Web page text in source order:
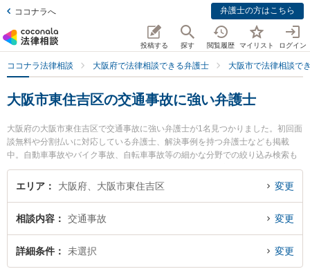
ココナラへ 弁護士の方はこちら
投稿する 探す 閲覧履歴 マイリスト ログイン
ココナラ法律相談 大阪府で法律相談できる弁護士 大阪市で法律相談で
大阪市東住吉区の交通事故に強い弁護士
大阪府の大阪市東住吉区で交通事故に強い弁護士が1名見つかりました。初回面
談無料や分割払いに対応している弁護士、解決事例を持つ弁護士なども掲載
中。自動車事故やバイク事故、自転車事故等の細かな分野での絞り込み検索も
でき便利です。特に片岸法律事務所の片岸 寿文弁護士のプロフィール情報や弁
護士費用、強みなどが注目されています。『大阪市東住吉区で土日や夜間に発
を法律相談できる大阪市東住吉区内の弁護士に相談予約したい』などでお困り
の相談者さんにおすすめです。
エリア 大阪府、大阪市東住吉区 変更
相談内容 交通事故 変更
詳細条件 未選択 変更